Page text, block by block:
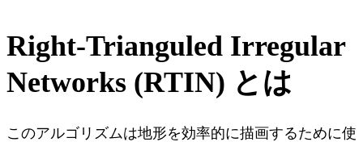
Right-Trianguled Irregular
Networks (RTIN) とは
このアルゴリズムは地形を効率的に描画するために使